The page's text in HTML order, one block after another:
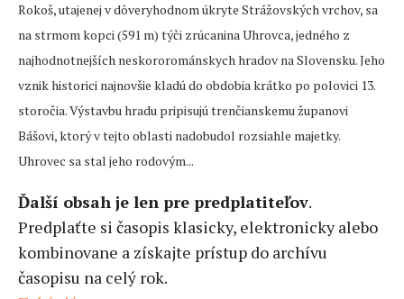
Rokoš, utajenej v dôveryhodnom úkryte Strážovských vrchov, sa
na strmom kopci (591 m) týči zrúcanina Uhrovca, jedného z
najhodnotnejších neskororománskych hradov na Slovensku. Jeho
vznik historici najnovšie kladú do obdobia krátko po polovici 13.
storočia. Výstavbu hradu pripisujú trenčianskemu županovi
Bášovi, ktorý v tejto oblasti nadobudol rozsiahle majetky.
Uhrovec sa stal jeho rodovým...
Ďalší obsah je len pre predplatiteľov.
Predplaťte si časopis klasicky, elektronicky alebo
kombinovane a získajte prístup do archívu
časopisu na celý rok.